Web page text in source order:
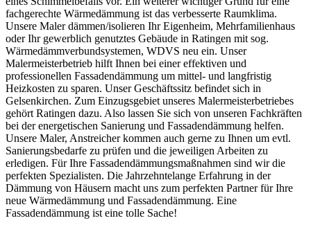
fachgerechte Wärmedämmung ist das verbesserte Raumklima.
Unsere Maler dämmen/isolieren Ihr Eigenheim, Mehrfamilienhaus
oder Ihr gewerblich genutztes Gebäude in Ratingen mit sog.
Wärmedämmverbundsystemen, WDVS neu ein. Unser
Malermeisterbetrieb hilft Ihnen bei einer effektiven und
professionellen Fassadendämmung um mittel- und langfristig
Heizkosten zu sparen. Unser Geschäftssitz befindet sich in
Gelsenkirchen. Zum Einzugsgebiet unseres Malermeisterbetriebes
gehört Ratingen dazu. Also lassen Sie sich von unseren Fachkräften
bei der energetischen Sanierung und Fassadendämmung helfen.
Unsere Maler, Anstreicher kommen auch gerne zu Ihnen um evtl.
Sanierungsbedarfe zu prüfen und die jeweiligen Arbeiten zu
erledigen. Für Ihre Fassadendämmungsmaßnahmen sind wir die
perfekten Spezialisten. Die Jahrzehntelange Erfahrung in der
Dämmung von Häusern macht uns zum perfekten Partner für Ihre
neue Wärmedämmung und Fassadendämmung. Eine
Fassadendämmung ist eine tolle Sache!